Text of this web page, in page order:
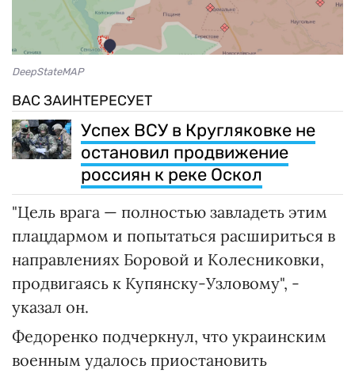
DeepStateMAP
ВАС ЗАИНТЕРЕСУЕТ
Успех ВСУ в Кругляковке не
остановил продвижение
россиян к реке Оскол
"Цель врага — полностью завладеть этим
плацдармом и попытаться расшириться в
направлениях Боровой и Колесниковки,
продвигаясь к Купянску-Узловому", -
указал он.
Федоренко подчеркнул, что украинским
военным удалось приостановить